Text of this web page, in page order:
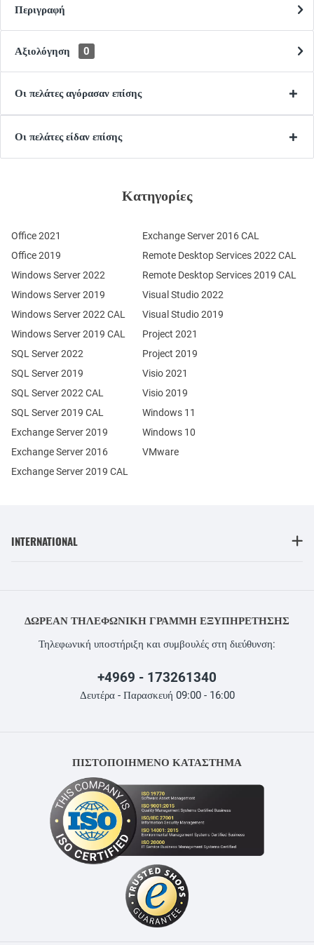
Περιγραφή
Αξιολόγηση 0
Οι πελάτες αγόρασαν επίσης
Οι πελάτες είδαν επίσης
Κατηγορίες
Office 2021
Office 2019
Windows Server 2022
Windows Server 2019
Exchange Server 2019
Exchange Server 2016
SQL Server 2022
SQL Server 2019
Windows Server 2022 CAL
Windows Server 2019 CAL
SQL Server 2022 CAL
SQL Server 2019 CAL
Remote Desktop Services 2022 CAL
Remote Desktop Services 2019 CAL
Exchange Server 2019 CAL
Exchange Server 2016 CAL
Visual Studio 2022
Visual Studio 2019
Project 2021
Project 2019
Visio 2021
Visio 2019
Windows 11
Windows 10
VMware
INTERNATIONAL
ΔΩΡΕΆΝ ΤΗΛΕΦΩΝΙΚΉ ΓΡΑΜΜΉ ΕΞΥΠΗΡΈΤΗΣΗΣ
Τηλεφωνική υποστήριξη και συμβουλές στη διεύθυνση:
+4969 - 173261340
Δευτέρα - Παρασκευή 09:00 - 16:00
ΠΙΣΤΟΠΟΙΗΜΕΝΟ ΚΑΤΑΣΤΗΜΑ